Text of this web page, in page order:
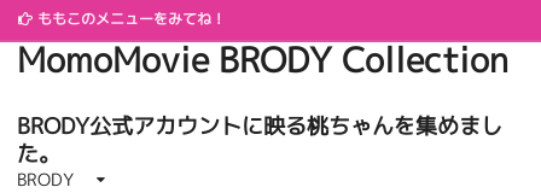
ももこのメニューをみてね！
ももどうが BRODY集 /
MomoMovie BRODY Collection
BRODY公式アカウントに映る桃ちゃんを集めまし
た。
BRODY